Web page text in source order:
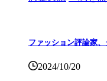
ファッション評論家
2024/10/20